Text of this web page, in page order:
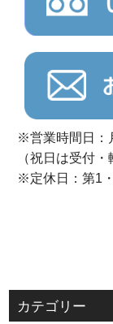
※営業時間日：
（祝日は受付・
※定休日：第1
カテゴリー